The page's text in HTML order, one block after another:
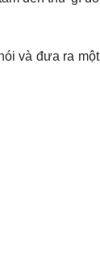
và đưa ra một